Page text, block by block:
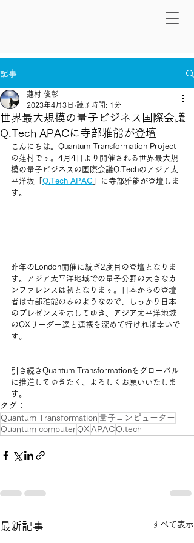
記事
世界最大規模の量子ビジネス国際会議
Q.Tech APACに寺部雅能が登壇
蓮村 俊彰
2023年4月3日 読了時間: 1分
こんにちは。Quantum Transformation Project
の蓮村です。4月4日より開催される世界最大規
模の量子ビジネスの国際会議Q.Techのアジア太
平洋坂「 Q.Tech APAC 」に寺部雅能が登壇しま
す。
昨年のLondon開催に続ぎ2度目の登壇となりま
す。アジア太平洋地域での量子分野の大きなカ
ンファレンスは初となります。日本からの登壇
者は寺部雅能のみのようなので、しっかり日本
のプレゼンスを示してゆき、アジア太平洋地域
のQXリーダー達と連携を深めて行ければ幸いで
す。
引き続きQuantum Transformationをグローバル
に推進してゆきたく、よろしくお願いいたしま
す。
タグ：
Quantum Transformation 量子コンピューター
Quantum computer QX APAC Q.tech
最新記事 すべて表示